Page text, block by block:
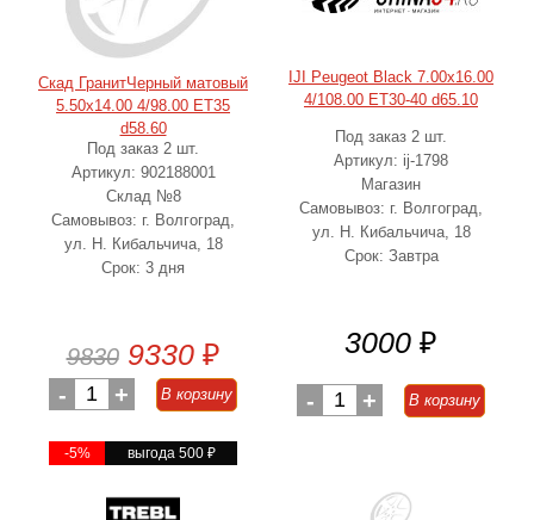
Скад ГранитЧерный матовый
5.50x14.00 4/98.00 ET35
d58.60
Под заказ 2 шт.
Артикул: 902188001
Склад №8
Самовывоз: г. Волгоград,
ул. Н. Кибальчича, 18
Срок: 3 дня
9830 9330 ₽
- 1 + В корзину
-5% выгода 500 ₽
IJI Peugeot Black 7.00x16.00
4/108.00 ET30-40 d65.10
Под заказ 2 шт.
Артикул: ij-1798
Магазин
Самовывоз: г. Волгоград,
ул. Н. Кибальчича, 18
Срок: Завтра
3000 ₽
- 1 + В корзину